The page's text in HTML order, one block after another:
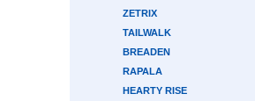
ZETRIX
TAILWALK
BREADEN
RAPALA
HEARTY RISE